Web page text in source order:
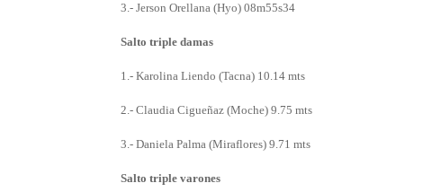
3.- Jerson Orellana (Hyo) 08m55s34
Salto triple damas
1.- Karolina Liendo (Tacna) 10.14 mts
2.- Claudia Cigueñaz (Moche) 9.75 mts
3.- Daniela Palma (Miraflores) 9.71 mts
Salto triple varones